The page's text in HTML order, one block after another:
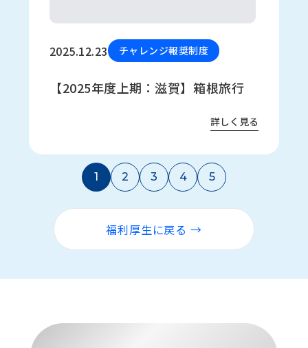
2025.12.23 チャレンジ報奨制度
【2025年度上期：滋賀】箱根旅行
詳しく見る
1 2 3 4 5
福利厚生に戻る →